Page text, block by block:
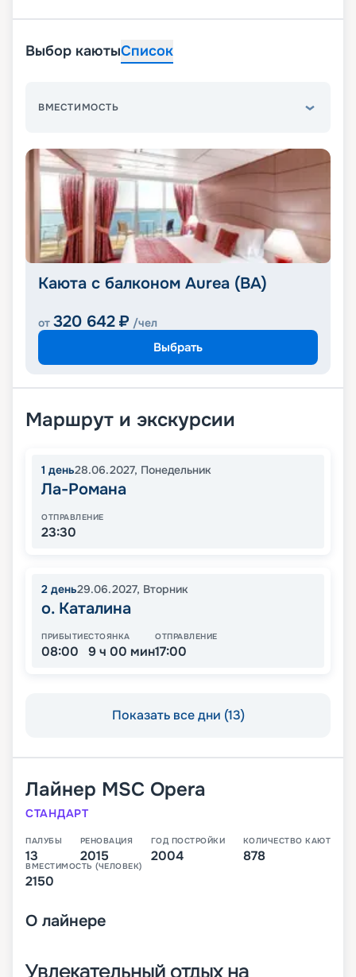
Выбор каютыСписок
ВМЕСТИМОСТЬ
Каюта с балконом Aurea (BA)
от 320 642 ₽ /чел
Выбрать
Маршрут и экскурсии
1 день28.06.2027, Понедельник
Ла-Романа
ОТПРАВЛЕНИЕ
23:30
2 день29.06.2027, Вторник
о. Каталина
ПРИБЫТИЕ
08:00
СТОЯНКА
9 ч 00 мин
ОТПРАВЛЕНИЕ
17:00
Показать все дни (13)
Лайнер MSC Opera
СТАНДАРТ
ПАЛУБЫ
13
РЕНОВАЦИЯ
2015
ГОД ПОСТРОЙКИ
2004
КОЛИЧЕСТВО КАЮТ
878
ВМЕСТИМОСТЬ (ЧЕЛОВЕК)
2150
О лайнере
Увлекательный отдых на